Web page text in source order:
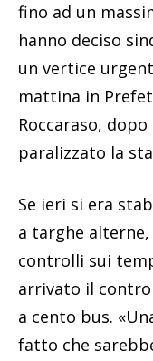
fino ad un
hanno deciso
un vertice
mattina in
Roccaraso,
paralizzato la
Se ieri si era
a targhe alterne,
controlli sui
arrivato il
a cento bus.
fatto che